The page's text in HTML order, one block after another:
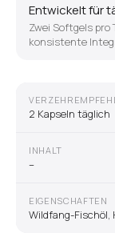
Entwickelt für
Zwei Softgels pro
konsistente
2 Kapseln täglich
INHALT
–
EIGENSCHAFTEN
Wildfang-Fischöl,